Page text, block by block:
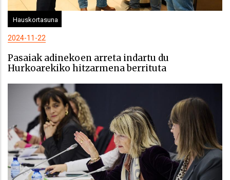
Hauskortasuna
2024-11-22
Pasaiak adinekoen arreta indartu du
Hurkoarekiko hitzarmena berrituta